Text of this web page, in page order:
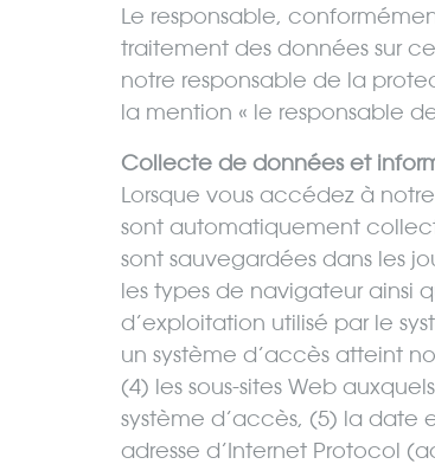
Le responsable,
traitement des données sur
notre responsable de la
la mention « le responsable
Collecte de données et
Lorsque vous accédez à
sont automatiquement
sont sauvegardées dans les
les types de navigateur ainsi
d’exploitation utilisé par le
un système d’accès atteint
(4) les sous-sites Web
système d’accès, (5) la date
adresse d’Internet Protocol